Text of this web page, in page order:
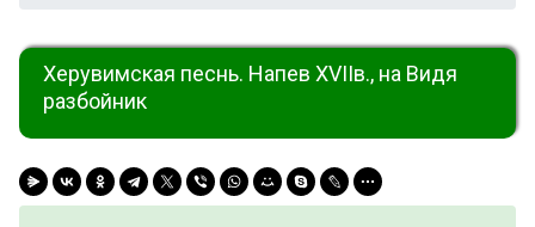
Херувимская песнь. Напев XVIIв., на Видя
разбойник